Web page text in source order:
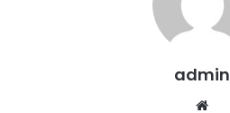
admin